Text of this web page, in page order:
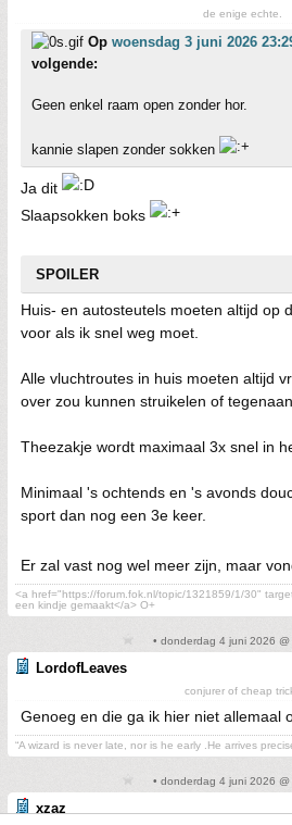
de enige echte.
Op woensdag 3 juni 2026
volgende:
Geen enkel raam open zonder hor.
kannie slapen zonder sokken
Ja dit
Slaapsokken boks
SPOILER
Huis- en autosteutels moeten altijd op
voor als ik snel weg moet.
Alle vluchtroutes in huis moeten altijd
over zou kunnen struikelen of tegenaan
Theezakje wordt maximaal 3x snel in
Minimaal 's ochtends en 's avonds
sport dan nog een 3e keer.
Er zal vast nog wel meer zijn, maar
<a href="https://forum.fok.nl/topic/1321859/1/30"
een kindje gemaakt</a> O+
• donderdag 4 juni 2026 @
LordofLeaves
conjurer of cheap
Genoeg en die ga ik hier niet allemaal
“A wizard is never late, nor is he early .He arrives
• donderdag 4 juni 2026 @
xzaz